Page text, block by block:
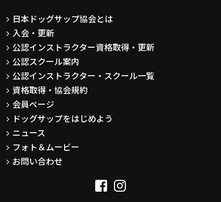
日本ドッグサップ協会とは
入会・更新
公認インストラクター資格取得・更新
公認スクール案内
公認インストラクター・スクール一覧
資格取得・協会規約
会員ページ
ドッグサップをはじめよう
ニュース
フォト＆ムービー
お問い合わせ